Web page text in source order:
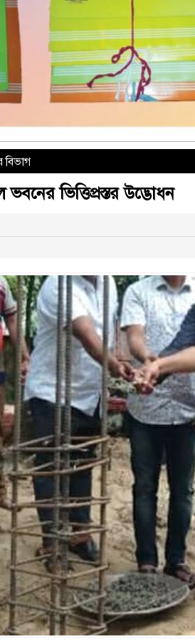
বিভাগ
ভিত্তিপ্রস্তর উদ্ভোধন